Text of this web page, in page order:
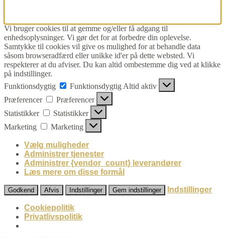
Vi bruger cookies til at gemme og/eller få adgang til
enhedsoplysninger. Vi gør det for at forbedre din oplevelse.
Samtykke til cookies vil give os mulighed for at behandle data
såsom browseradfærd eller unikke id'er på dette websted. Vi
respekterer at du afviser. Du kan altid ombestemme dig ved at klikke
på indstillinger.
Funktionsdygtig
Funktionsdygtig Altid aktiv
Præferencer
Præferencer
Statistikker
Statistikker
Marketing
Marketing
Vælg muligheder
Administrer tjenester
Administrer {vendor_count} leverandører
Læs mere om disse formål
Godkend Afvis Indstillinger Gem indstillinger Indstillinger
Cookiepolitik
Privatlivspolitik